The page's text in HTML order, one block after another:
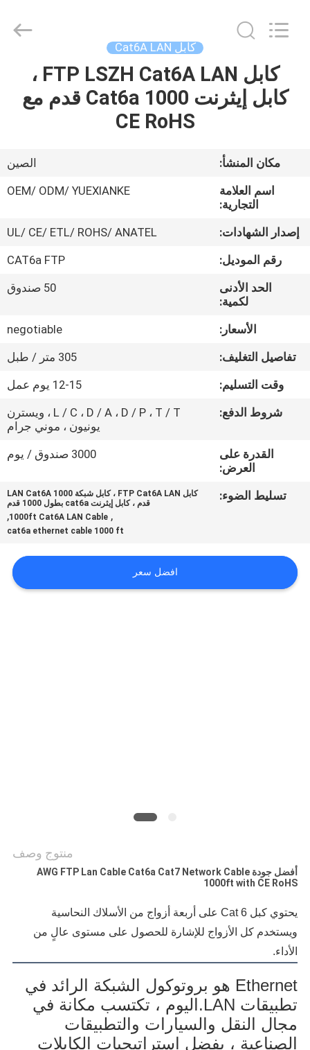
منزل،
بيت
أشرطة
معلومات
في
المعمل
مراقبة
حالات
Industry
كابل Cat6A LAN
كابل FTP LSZH Cat6A LAN ،
كابل إيثرنت Cat6a 1000 قدم مع
CE RoHS
مكان المنشأ:
الصين
اسم العلامة
التجارية:
OEM/ ODM/ YUEXIANKE
إصدار الشهادات:
UL/ CE/ ETL/ ROHS/ ANATEL
رقم الموديل:
CAT6a FTP
الحد الأدنى
لكمية:
50 صندوق
الأسعار:
negotiable
تفاصيل التغليف:
305 متر / طبل
وقت التسليم:
12-15 يوم عمل
شروط الدفع:
L / C ، D / A ، D / P ، T / T ، ويسترن
يونيون ، موني جرام
القدرة على
العرض:
3000 صندوق / يوم
تسليط الضوء:
كابل FTP Cat6A LAN ، كابل شبكة LAN Cat6A 1000
قدم ، كابل إيثرنت cat6a بطول 1000 قدم
,
1000ft Cat6A LAN Cable
,
cat6a ethernet cable 1000 ft
افضل سعر
منتوج وصف
أفضل جودة AWG FTP Lan Cable Cat6a Cat7 Network Cable
1000ft with CE RoHS
الأداء.